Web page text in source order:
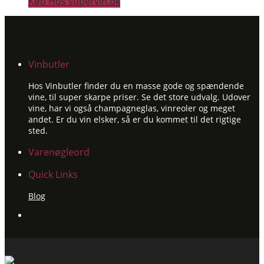
Vinbutler
Hos Vinbutler finder du en masse gode og spændende
vine, til super skarpe priser. Se det store udvalg. Udover
vine, har vi også champagneglas, vinreoler og meget
andet. Er du vin elsker, så er du kommet til det rigtige
sted.
Varenøgleord
Quick Links
Blog